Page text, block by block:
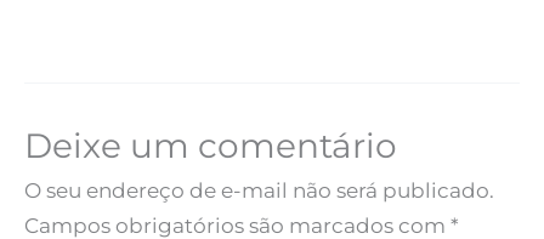
Deixe um comentário
O seu endereço de e-mail não será publicado.
Campos obrigatórios são marcados com *